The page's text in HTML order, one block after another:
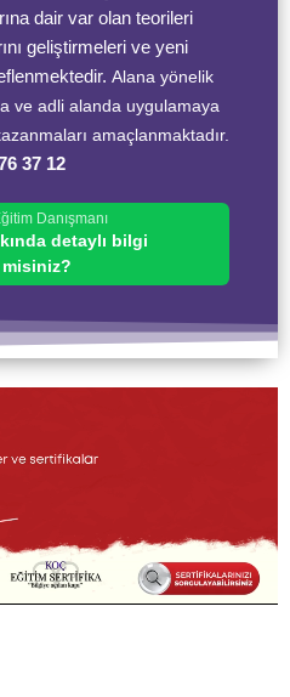
dair var olan teorileri
geliştirmeleri ve yeni
Alana yönelik
ve adli alanda uygulamaya
amaçlanmaktadır.
37 12
Danışmanı
detaylı bilgi